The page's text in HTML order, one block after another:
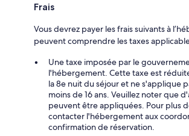
Frais
Vous devrez payer les frais suivants à
peuvent comprendre les taxes
Une taxe imposée par le
l'hébergement. Cette taxe est
la 8e nuit du séjour et ne s'applique
moins de 16 ans. Veuillez noter que
peuvent être appliquées. Pour plus
contacter l'hébergement aux
confirmation de réservation.